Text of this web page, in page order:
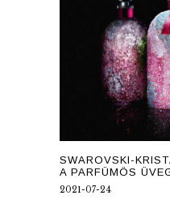
SWAROVSKI-
A PARFÜMÖS
2021-07-24